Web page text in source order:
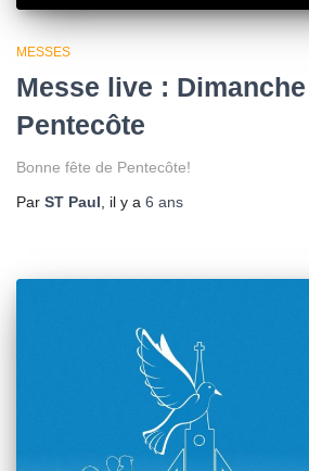
MESSES
Messe live :
Pentecôte
Bonne fête de Pentecôte!
Par ST Paul, il y a 6 ans